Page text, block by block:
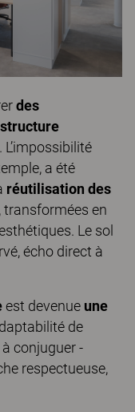
des
L’impossibilité
a été
réutilisation des
, transformées en
Le sol
écho direct à
est devenue une
de
conjuguer -
respectueuse,